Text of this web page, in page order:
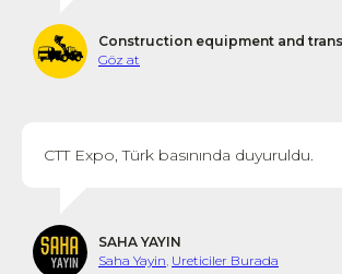
Construction equipment and
Göz at
CTT Expo, Türk basınında duyuruldu.
SAHA YAYIN
Saha Yayin Ureticiler Burada